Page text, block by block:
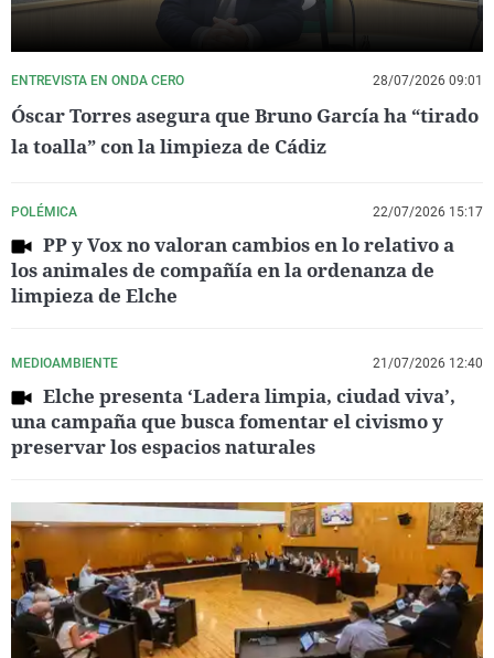
ENTREVISTA EN ONDA CERO 28/07/2026 09:01
Óscar Torres asegura que Bruno García ha “tirado
la toalla” con la limpieza de Cádiz
POLÉMICA 22/07/2026 15:17
PP y Vox no valoran cambios en lo relativo a
los animales de compañía en la ordenanza de
limpieza de Elche
MEDIOAMBIENTE 21/07/2026 12:40
Elche presenta ‘Ladera limpia, ciudad viva’,
una campaña que busca fomentar el civismo y
preservar los espacios naturales